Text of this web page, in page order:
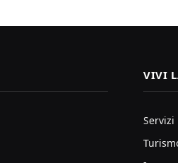
VIVI
Servizi